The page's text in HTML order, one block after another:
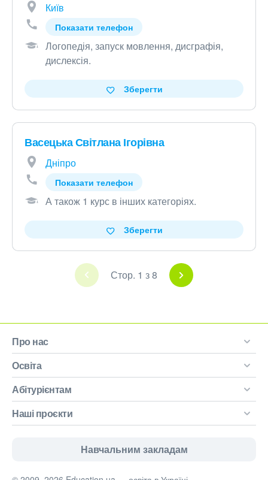
Київ
Показати телефон
Логопедія, запуск мовлення, дисграфія,
дислексія.
Зберегти
Васецька Світлана Ігорівна
Дніпро
Показати телефон
А також 1 курс в інших категоріях.
Зберегти
Стор. 1 з 8
Про нас
Освіта
Абітурієнтам
Наші проєкти
Навчальним закладам